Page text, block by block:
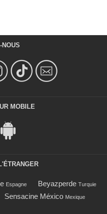
MOBILE
Espagne Beyazperde Turquie
Sensacine México Mexique